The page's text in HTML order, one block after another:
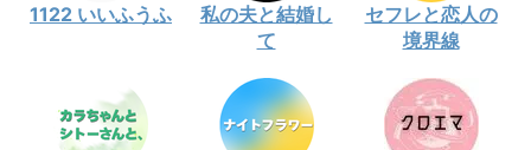
1122 いいふうふ
私の夫と結婚し
て
セフレと恋人の
境界線